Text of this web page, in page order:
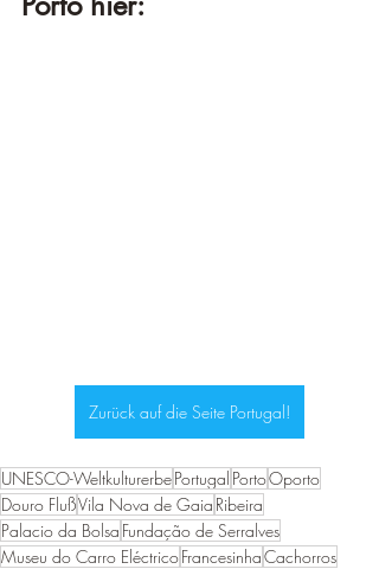
Zurück auf die Seite Portugal!
UNESCO-WeltkulturerbePortugal PortoOporto
Douro FlußVila Nova de Gaia Ribeira
Palacio da Bolsa Fundação de Serralves
Museu do Carro EléctricoFrancesinhaCachorros